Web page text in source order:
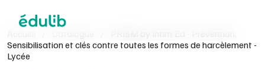
Sensibilisation et clés contre toutes les formes de harcèlement -
Lycée